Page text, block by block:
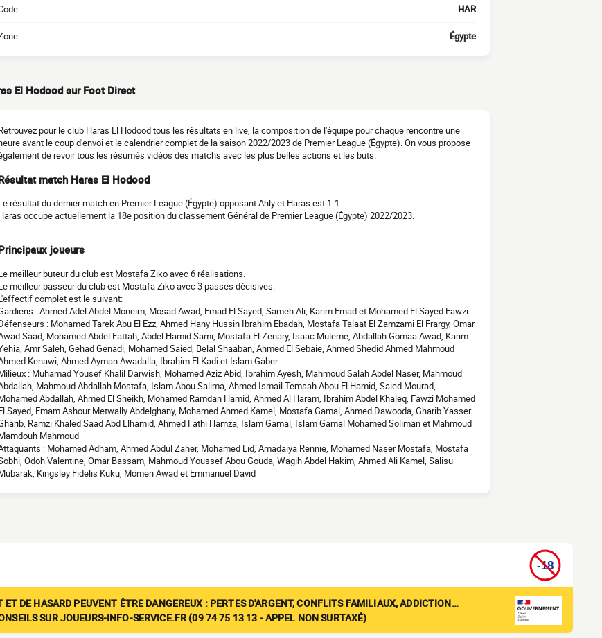
HAR
Égypte
El Hodood sur Foot Direct
pour le club Haras El Hodood tous les résultats en live, la composition de l'équipe pour chaque rencontre une
avant le coup d'envoi et le calendrier complet de la saison 2022/2023 de Premier League (Égypte). On vous propose
de revoir tous les résumés vidéos des matchs avec les plus belles actions et les buts.
match Haras El Hodood
résultat du dernier match en Premier League (Égypte) opposant Ahly et Haras est 1-1.
occupe actuellement la 18e position du classement Général de Premier League (Égypte) 2022/2023.
joueurs
meilleur buteur du club est Mostafa Ziko avec 6 réalisations.
meilleur passeur du club est Mostafa Ziko avec 3 passes décisives.
complet est le suivant:
: Ahmed Adel Abdel Moneim, Mosad Awad, Emad El Sayed, Sameh Ali, Karim Emad et Mohamed El Sayed Fawzi
: Mohamed Tarek Abu El Ezz, Ahmed Hany Hussin Ibrahim Ebadah, Mostafa Talaat El Zamzami El Frargy, Omar
Saad, Mohamed Abdel Fattah, Abdel Hamid Sami, Mostafa El Zenary, Isaac Muleme, Abdallah Gomaa Awad, Karim
Amr Saleh, Gehad Genadi, Mohamed Saied, Belal Shaaban, Ahmed El Sebaie, Ahmed Shedid Ahmed Mahmoud
Kenawi, Ahmed Ayman Awadalla, Ibrahim El Kadi et Islam Gaber
: Muhamad Yousef Khalil Darwish, Mohamed Aziz Abid, Ibrahim Ayesh, Mahmoud Salah Abdel Naser, Mahmoud
Mahmoud Abdallah Mostafa, Islam Abou Salima, Ahmed Ismail Temsah Abou El Hamid, Saied Mourad,
Abdallah, Ahmed El Sheikh, Mohamed Ramdan Hamid, Ahmed Al Haram, Ibrahim Abdel Khaleq, Fawzi Mohamed
Sayed, Emam Ashour Metwally Abdelghany, Mohamed Ahmed Kamel, Mostafa Gamal, Ahmed Dawooda, Gharib Yasser
Ramzi Khaled Saad Abd Elhamid, Ahmed Fathi Hamza, Islam Gamal, Islam Gamal Mohamed Soliman et Mahmoud
Mahmoud
: Mohamed Adham, Ahmed Abdul Zaher, Mohamed Eid, Amadaiya Rennie, Mohamed Naser Mostafa, Mostafa
Odoh Valentine, Omar Bassam, Mahmoud Youssef Abou Gouda, Wagih Abdel Hakim, Ahmed Ali Kamel, Salisu
Kingsley Fidelis Kuku, Momen Awad et Emmanuel David
ET DE HASARD PEUVENT ÊTRE DANGEREUX : PERTES D'ARGENT, CONFLITS FAMILIAUX, ADDICTION…
SUR JOUEURS-INFO-SERVICE.FR (09 74 75 13 13 - APPEL NON SURTAXÉ)